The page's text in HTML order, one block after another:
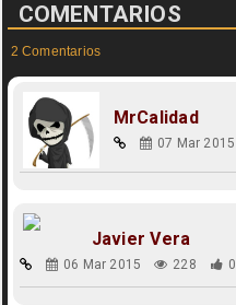
COMENTARIOS
2 Comentarios
MrCalidad
07 Mar 2015
Javier Vera
06 Mar 2015 228 0